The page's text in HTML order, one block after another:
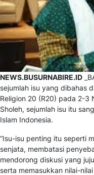
NEWS.BUSURNABIRE.ID
sejumlah isu yang dibahas
Religion 20 (R20) pada 2-3
Sholeh, sejumlah isu itu
Islam Indonesia.
“Isu-isu penting itu seperti
senjata, membatasi
mendorong diskusi yang
serta memasukkan nilai-